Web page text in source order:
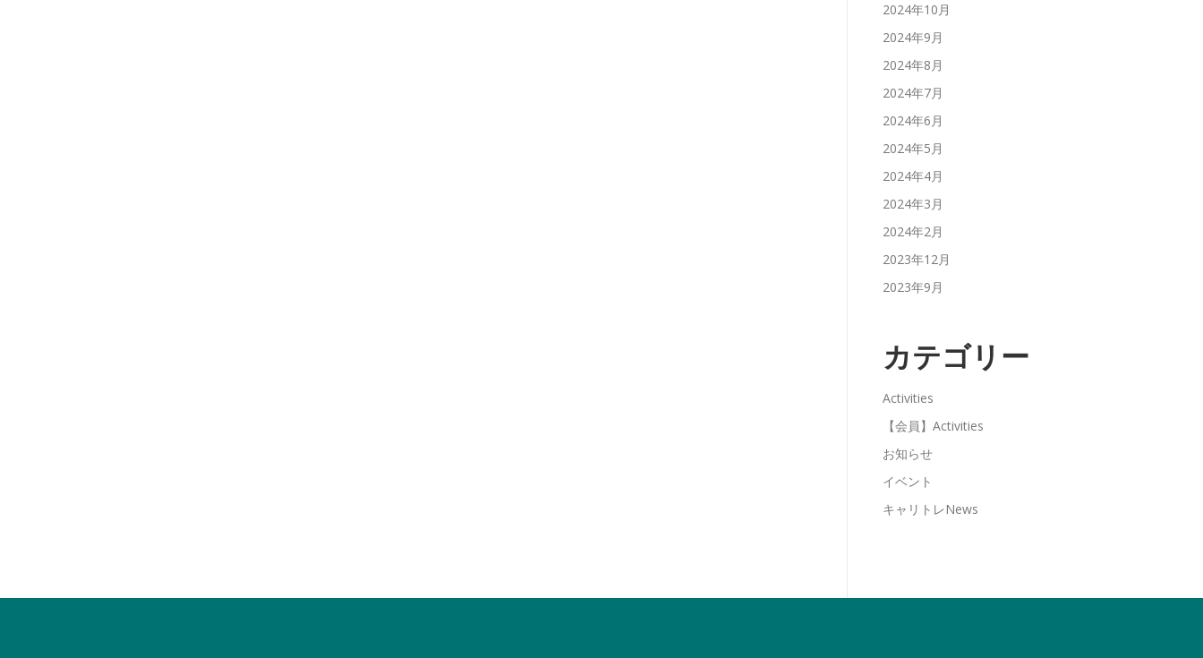
2024年10月
2024年9月
2024年8月
2024年7月
2024年6月
2024年5月
2024年4月
2024年3月
2024年2月
2023年12月
2023年9月
カテゴリー
Activities
【会員】Activities
お知らせ
イベント
キャリトレNews